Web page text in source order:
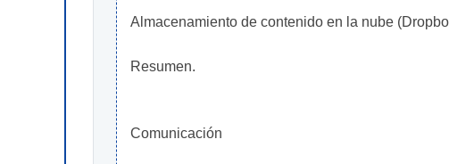
Almacenamiento de contenido en la nube
Resumen.
Comunicación